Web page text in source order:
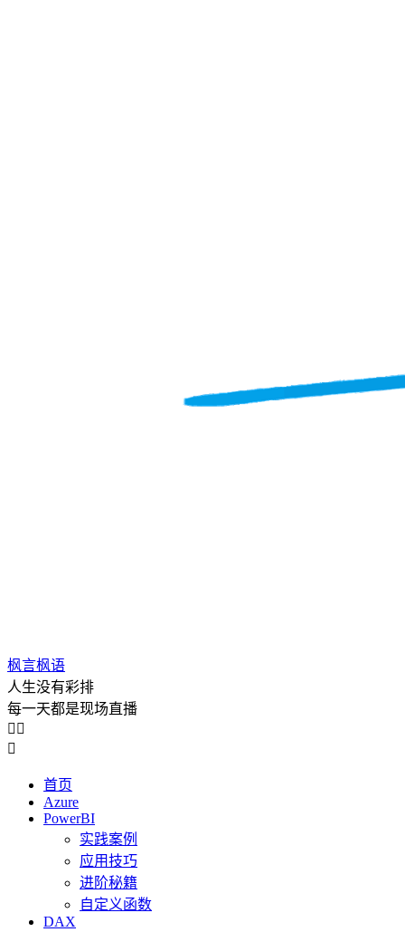
枫言枫语
人生没有彩排
每一天都是现场直播
 

首页
Azure
PowerBI
实践案例
应用技巧
进阶秘籍
自定义函数
DAX